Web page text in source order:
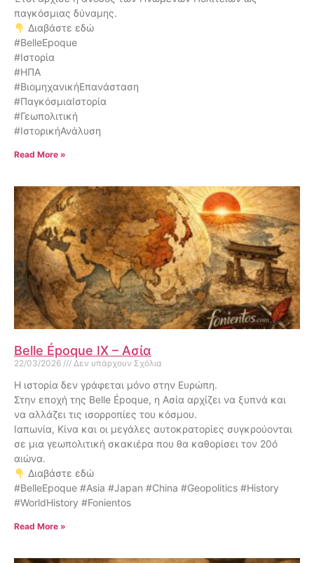
παγκόσμιας δύναμης.
Διαβάστε εδώ
#BelleEpoque
#Ιστορία
#ΗΠΑ
#ΒιομηχανικήΕπανάσταση
#ΠαγκόσμιαΙστορία
#Γεωπολιτική
#ΙστορικήΑνάλυση
Read More »
Belle Époque IX – Ασία
22/03/2026 Δεν υπάρχουν Σχόλια
Η ιστορία δεν γράφεται μόνο στην Ευρώπη.
Στην εποχή της Belle Époque, η Ασία αρχίζει να ξυπνά και
να αλλάζει τις ισορροπίες του κόσμου.
Ιαπωνία, Κίνα και οι μεγάλες αυτοκρατορίες συγκρούονται
σε μια γεωπολιτική σκακιέρα που θα καθορίσει τον 20ό
αιώνα.
Διαβάστε εδώ
#BelleEpoque #Asia #Japan #China #Geopolitics #History
#WorldHistory #Fonientos
Read More »